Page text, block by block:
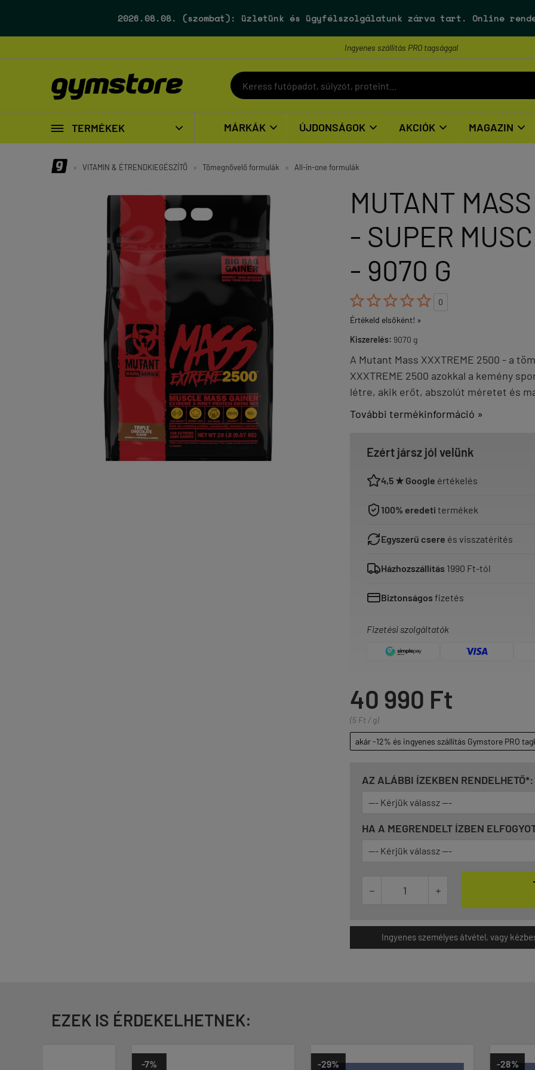
2026.08.08. (szombat): üzletünk és ügyfélszolgálatunk zárva tart. Online
Ingyenes szállítás PRO tagsággal
 TERMÉKEK  MÁRKÁK  ÚJDONSÁGOK  AKCIÓK  MAGAZIN 
» VITAMIN & ÉTRENDKIEGÉSZÍTŐ » Tömegnövelő formulák » All-in-one formulák
MUTANT
- SUPER
- 9070 G

0
Értékeld elsőként! »
Kiszerelés: 9070 g
A Mutant Mass XXXTREME 2500 - a
XXXTREME 2500 azokkal a kemény
létre, akik erőt, abszolút méretet és
További termékinformáció »
Ezért jársz jól velünk
4,5 ★ Google értékelés
100% eredeti termékek
Egyszerű csere és visszatérítés
Házhozszállítás 1990 Ft-tól
Biztonságosfizetés
Fizetési szolgáltatók
40 990 Ft
(5 Ft / g)
akár -12% és ingyenes szállítás Gymstore PRO
AZ ALÁBBI ÍZEKBEN RENDELHETŐ*:
HA A MEGRENDELT ÍZBEN
 
Ingyenes személyes átvétel, vagy
EZEK IS ÉRDEKELHETNEK:
-28%